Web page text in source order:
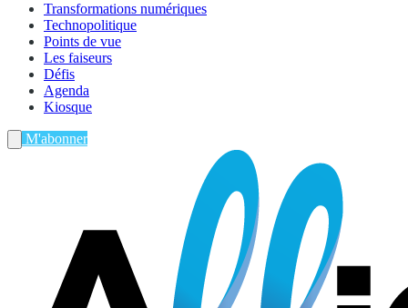
Transformations numériques
Technopolitique
Points de vue
Les faiseurs
Défis
Agenda
Kiosque
M'abonner